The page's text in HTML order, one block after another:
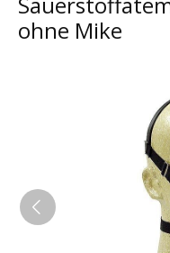
ohne Mike
Bildergalerie überspringen